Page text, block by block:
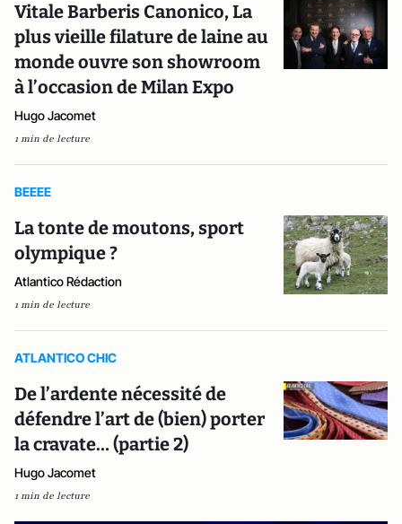
Vitale Barberis Canonico, La
plus vieille filature de laine au
monde ouvre son showroom
à l’occasion de Milan Expo
Hugo Jacomet
1 min de lecture
BEEEE
La tonte de moutons, sport
olympique ?
Atlantico Rédaction
1 min de lecture
ATLANTICO CHIC
De l’ardente nécessité de
défendre l’art de (bien) porter
la cravate… (partie 2)
Hugo Jacomet
1 min de lecture